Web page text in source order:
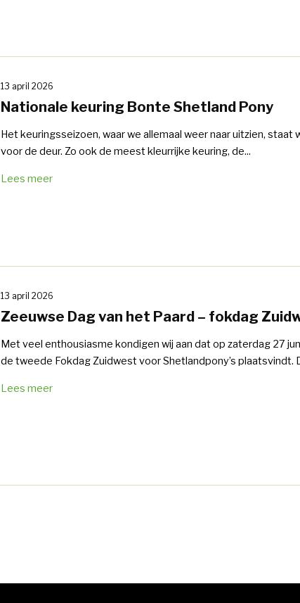
13 april 2026
Nationale keuring Bonte Shetland Pony
Het keuringsseizoen, waar we allemaal weer naar uitzien, staat
voor de deur. Zo ook de meest kleurrijke keuring, de...
Lees meer
13 april 2026
Zeeuwse Dag van het Paard – fokdag
Met veel enthousiasme kondigen wij aan dat op zaterdag 27
de tweede Fokdag Zuidwest voor Shetlandpony’s plaatsvindt.
Lees meer